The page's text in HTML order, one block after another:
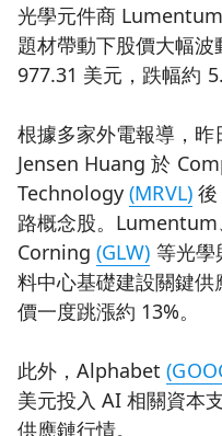
光學元件商 Lumentum
題材帶動下股價大幅
977.31 美元，跌幅約
根據多家外電報導，
Jensen Huang 於
Technology(MRVL)後
路概念股。
Corning(GLW) 等光學
料中心基礎建設關鍵
價一度跳漲約 13%。
此外，Alphabet
美元投入 AI 相關資本
供應鏈行情。